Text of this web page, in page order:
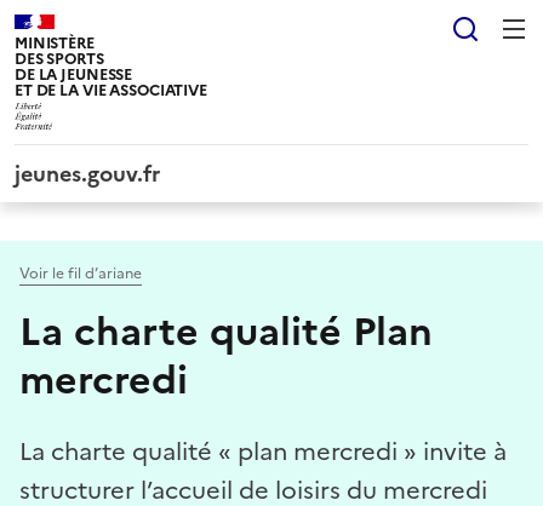
MINISTÈRE
DES SPORTS
DE LA JEUNESSE
ET DE LA VIE ASSOCIATIVE
jeunes.gouv.fr
Voir le fil d’ariane
La charte qualité Plan
mercredi
La charte qualité « plan mercredi » invite à
structurer l’accueil de loisirs du mercredi
Panneau de gestion des cookies tarteaucitron